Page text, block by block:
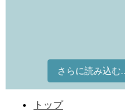
さらに読み込む...
トップ